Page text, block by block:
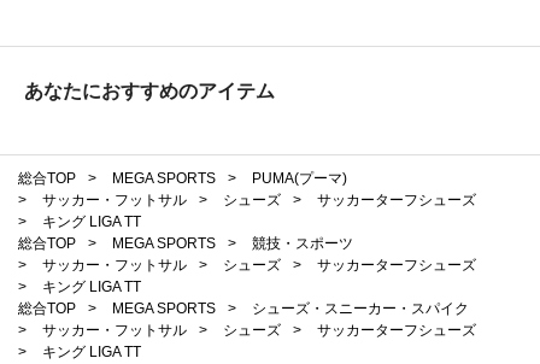
あなたにおすすめのアイテム
総合TOP > MEGA SPORTS >
PUMA(プーマ)
>
サッカー・フットサル > シューズ >
サッカーターフシューズ
>
キング LIGA TT
総合TOP
> MEGA SPORTS >
競技・スポーツ
>
サッカー・フットサル > シューズ >
サッカーターフシューズ
>
キング LIGA TT
総合TOP
> MEGA SPORTS >
シューズ・スニーカー・スパイク
>
サッカー・フットサル > シューズ >
サッカーターフシューズ
>
キング LIGA TT